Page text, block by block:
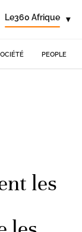
Le360 Afrique ▾
PEOPLE
les